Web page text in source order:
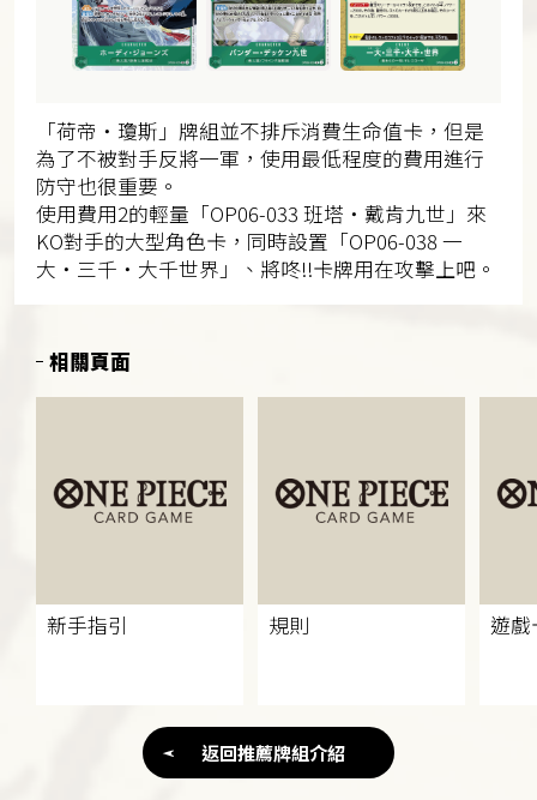
「荷帝・瓊斯」牌組並不排斥消費生命值卡，但是
為了不被對手反將一軍，使用最低程度的費用進行
防守也很重要。
使用費用2的輕量「OP06-033 班塔・戴肯九世」來
KO對手的大型角色卡，同時設置「OP06-038 一
大・三千・大千世界」、將咚!!卡牌用在攻擊上吧。
相關頁面
新手指引 規則 遊
返回推薦牌組介紹